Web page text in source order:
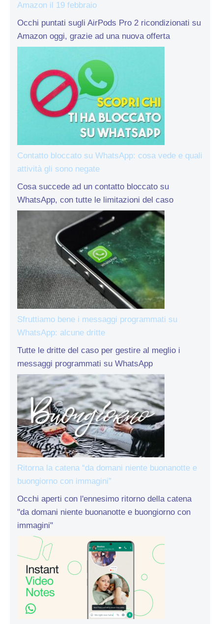
Amazon il 19 febbraio
Occhi puntati sugli AirPods Pro 2 ricondizionati su
Amazon oggi, grazie ad una nuova offerta
Contatto bloccato su WhatsApp: cosa vede e quali
attività gli sono negate
Cosa succede ad un contatto bloccato su
WhatsApp, con tutte le limitazioni del caso
Sfruttiamo bene i messaggi programmati su
WhatsApp: alcune dritte
Tutte le dritte del caso per gestire al meglio i
messaggi programmati su WhatsApp
Ritorna la catena “da domani niente buonanotte e
buongiorno con immagini”
Occhi aperti con l'ennesimo ritorno della catena
"da domani niente buonanotte e buongiorno con
immagini"